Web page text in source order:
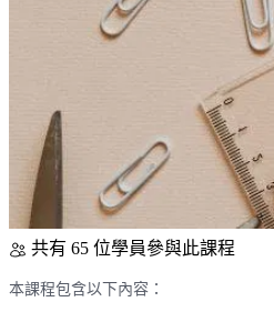
共有 65 位學員參與此課程
本課程包含以下內容：